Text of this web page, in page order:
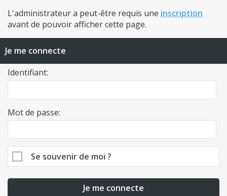
L'administrateur a peut-être requis une inscription
avant de pouvoir afficher cette page.
Je me connecte
Identifiant:
Mot de passe:
Se souvenir de moi ?
Je me connecte